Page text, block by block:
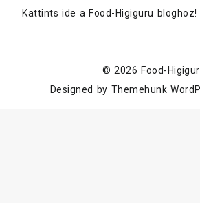
Kattints ide a Food-Higiguru bloghoz!
© 2026 Food-
Designed by Themehunk